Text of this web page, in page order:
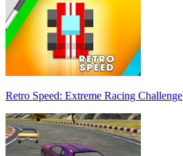
Retro Speed: Extreme Racing Challenge